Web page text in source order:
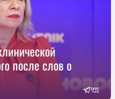
после слов о